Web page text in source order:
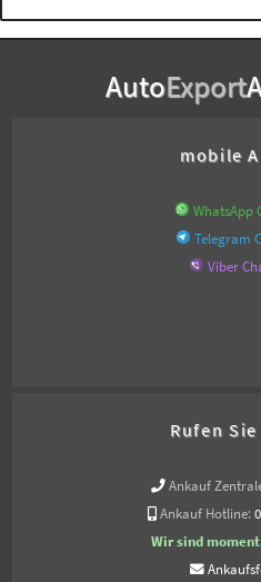
AutoExport
mobile
WhatsApp
Telegram
Viber
Rufen
Ankauf
Ankauf Hotline:
Wir sind